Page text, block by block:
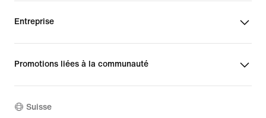
Entreprise
Promotions liées à la communauté
Suisse